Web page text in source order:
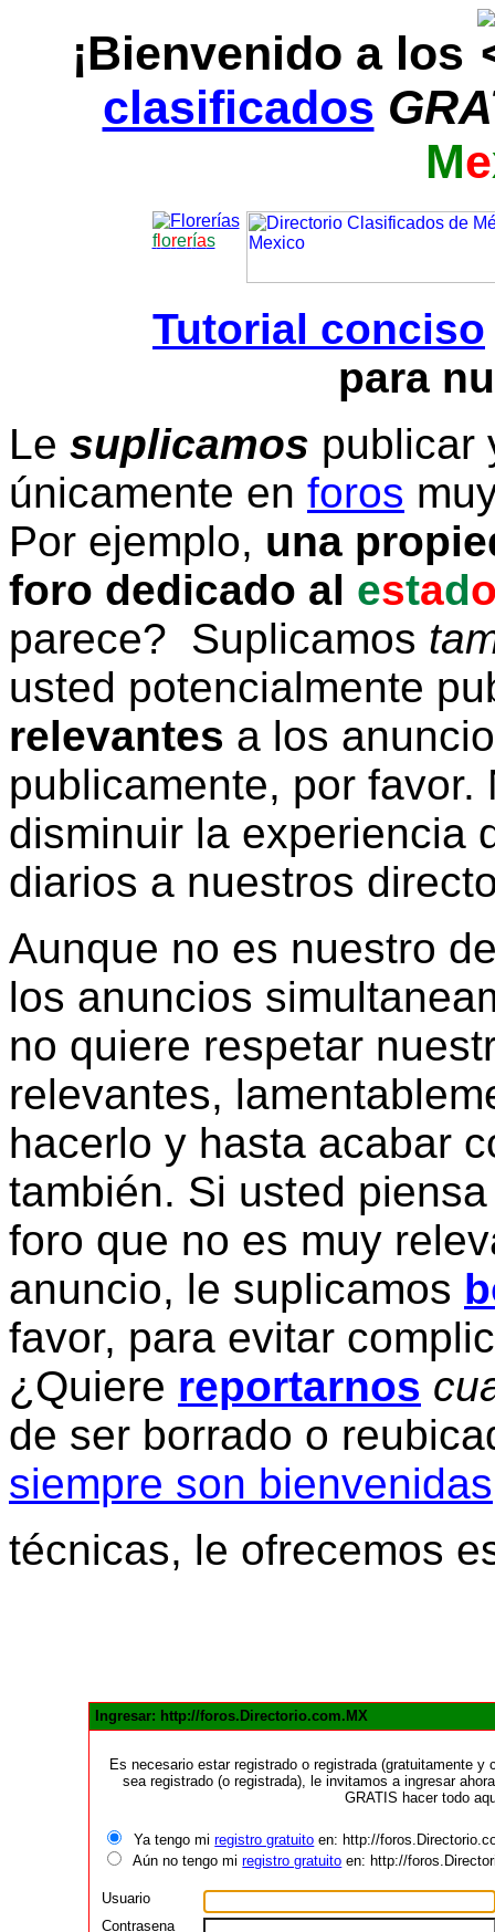
¡Bienvenido a los
clasificados
Me
florerías
Tutorial conciso
para
Le suplicamos publicar
únicamente en foros
Por ejemplo, una
foro dedicado al estad
parece? Suplicamos
usted potencialmente
relevantes a los
publicamente, por
disminuir la experiencia
diarios a nuestros
Aunque no es nuestro
los anuncios
no quiere respetar
relevantes,
hacerlo y hasta acabar
también. Si usted
foro que no es muy
anuncio, le suplicamos
favor, para evitar
¿Quiere reportarnos
de ser borrado o
siempre son bienvenidas
técnicas, le ofrecemos
Ingresar: http://foros.Directorio.com.MX
Es necesario estar registrado o registrada (gratuitamente
sea registrado (o registrada), le invitamos a ingresar
GRATIS hacer todo
Ya tengo miregistro gratuito en: http://
Aún no tengo miregistro gratuito en: http://
Usuario
Contrasena